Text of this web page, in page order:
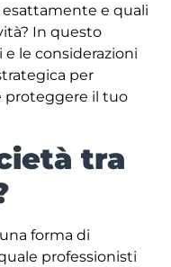
esattamente e quali
In questo
le considerazioni
per
proteggere il tuo
tra
forma di
professionisti